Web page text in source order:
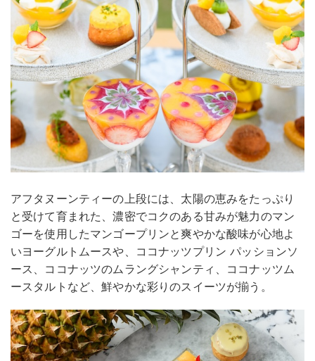
アフタヌーンティーの上段には、太陽の恵みをたっぷり
と受けて育まれた、濃密でコクのある甘みが魅力のマン
ゴーを使用したマンゴープリンと爽やかな酸味が心地よ
いヨーグルトムースや、ココナッツプリン パッションソ
ース、ココナッツのムラングシャンティ、ココナッツム
ースタルトなど、鮮やかな彩りのスイーツが揃う。